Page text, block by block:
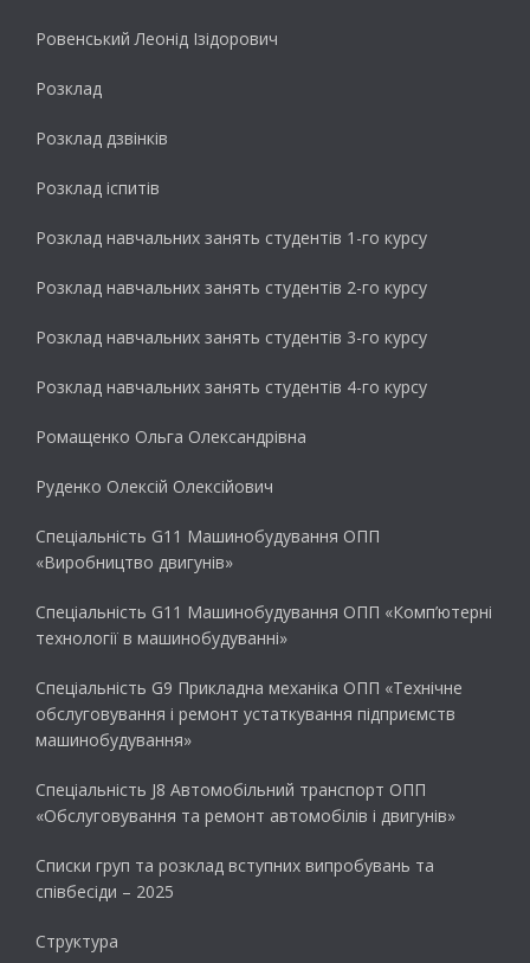
Ровенський Леонід Ізідорович
Розклад
Розклад дзвінків
Розклад іспитів
Розклад навчальних занять студентів 1-го курсу
Розклад навчальних занять студентів 2-го курсу
Розклад навчальних занять студентів 3-го курсу
Розклад навчальних занять студентів 4-го курсу
Ромащенко Ольга Олександрівна
Руденко Олексій Олексійович
Спеціальність G11 Машинобудування ОПП
«Виробництво двигунів»
Спеціальність G11 Машинобудування ОПП «Комп’ютерні
технології в машинобудуванні»
Спеціальність G9 Прикладна механіка ОПП «Технічне
обслуговування і ремонт устаткування підприємств
машинобудування»
Спеціальність J8 Автомобільний транспорт ОПП
«Обслуговування та ремонт автомобілів і двигунів»
Списки груп та розклад вступних випробувань та
співбесіди – 2025
Структура